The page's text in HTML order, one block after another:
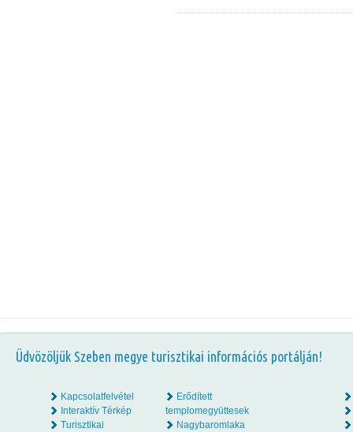
Üdvözöljük Szeben megye turisztikai információs portálján!
Kapcsolatfelvétel
Interaktív Térkép
Turisztikai
Erődített
templomegyüttesek
Nagybaromlaka